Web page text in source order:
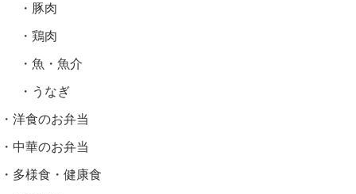
豚肉
鶏肉
魚・魚介
うなぎ
洋食のお弁当
中華のお弁当
多様食・健康食